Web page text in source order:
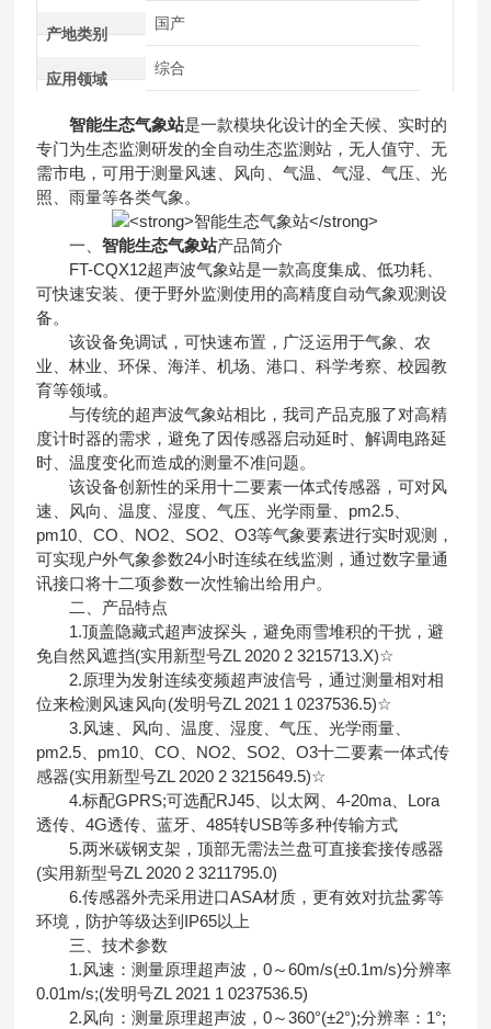
产地类别
国产
应用领域
综合
智能生态气象站是一款模块化设计的全天候、实时的
专门为生态监测研发的全自动生态监测站，无人值守、无
需市电，可用于测量风速、风向、气温、气湿、气压、光
照、雨量等各类气象。
一、智能生态气象站产品简介
FT-CQX12超声波气象站是一款高度集成、低功耗、
可快速安装、便于野外监测使用的高精度自动气象观测设
备。
该设备免调试，可快速布置，广泛运用于气象、农
业、林业、环保、海洋、机场、港口、科学考察、校园教
育等领域。
与传统的超声波气象站相比，我司产品克服了对高精
度计时器的需求，避免了因传感器启动延时、解调电路延
时、温度变化而造成的测量不准问题。
该设备创新性的采用十二要素一体式传感器，可对风
速、风向、温度、湿度、气压、光学雨量、pm2.5、
pm10、CO、NO2、SO2、O3等气象要素进行实时观测，
可实现户外气象参数24小时连续在线监测，通过数字量通
讯接口将十二项参数一次性输出给用户。
二、产品特点
1.顶盖隐藏式超声波探头，避免雨雪堆积的干扰，避
免自然风遮挡(实用新型号ZL 2020 2 3215713.X)☆
2.原理为发射连续变频超声波信号，通过测量相对相
位来检测风速风向(发明号ZL 2021 1 0237536.5)☆
3.风速、风向、温度、湿度、气压、光学雨量、
pm2.5、pm10、CO、NO2、SO2、O3十二要素一体式传
感器(实用新型号ZL 2020 2 3215649.5)☆
4.标配GPRS;可选配RJ45、以太网、4-20ma、Lora
透传、4G透传、蓝牙、485转USB等多种传输方式
5.两米碳钢支架，顶部无需法兰盘可直接套接传感器
(实用新型号ZL 2020 2 3211795.0)
6.传感器外壳采用进口ASA材质，更有效对抗盐雾等
环境，防护等级达到IP65以上
三、技术参数
1.风速：测量原理超声波，0～60m/s(±0.1m/s)分辨率
0.01m/s;(发明号ZL 2021 1 0237536.5)
2.风向：测量原理超声波，0～360°(±2°);分辨率：1°;